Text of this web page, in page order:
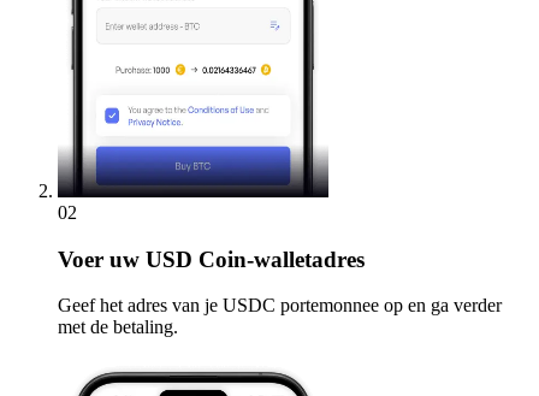
02
Voer uw USD Coin-walletadres
Geef het adres van je USDC portemonnee op en ga verder
met de betaling.